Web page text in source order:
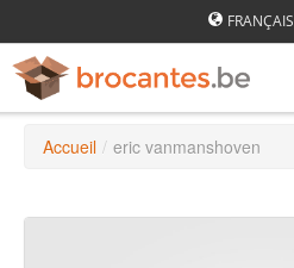
FRANÇAIS
AGENDA DES BROCANTES
VILLES
Accueil / eric vanmanshoven